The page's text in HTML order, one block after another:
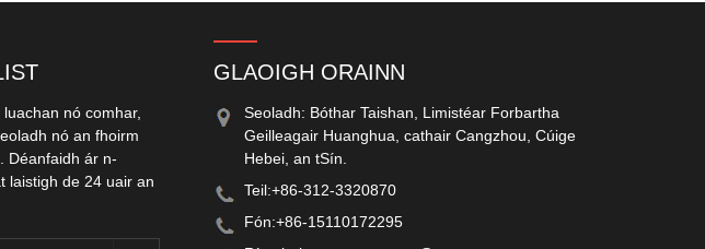
nó comhar,
nó an fhoirm
Déanfaidh ár n-
laistigh de 24 uair an
GLAOIGH ORAINN
Seoladh: Bóthar Taishan, Limistéar Forbartha
Geilleagair Huanghua, cathair Cangzhou, Cúige
Hebei, an tSín.
Teil:+86-312-3320870
Fón:+86-15110172295